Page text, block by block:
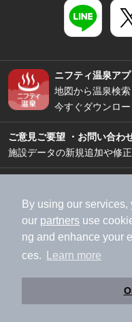
By using our
our partners use
ng and enhance your
ces.
Learn more
ニフティ温泉アプ
地図から温泉検
今すぐダウンロー
ご意見ご要望 ・お問い合わ
施設データの新規追加や修
加盟店募集（資
利用規約
ライ
特定商取引法に基
運営会社